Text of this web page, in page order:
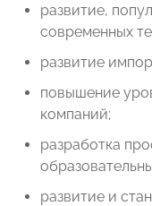
развитие,
современных
развитие
повышение
компаний;
разработка
развитие и